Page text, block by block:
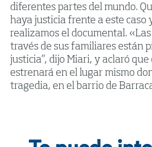
diferentes partes del mundo.
haya justicia frente a este caso
realizamos el documental.
través de sus familiares están
justicia”, dijo Miari, y aclaró que
estrenará en el lugar mismo
tragedia, en el barrio de